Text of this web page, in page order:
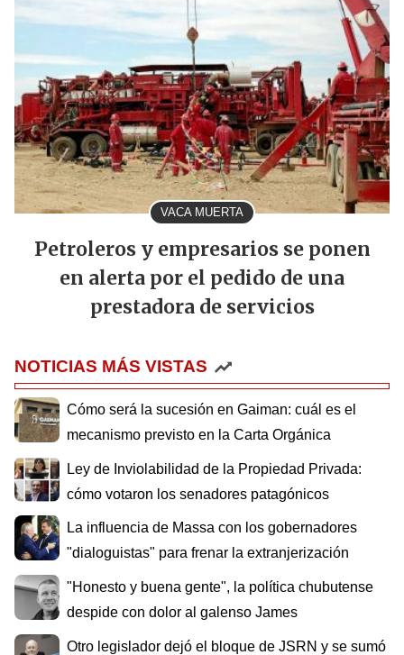
VACA MUERTA
Petroleros y empresarios se ponen
en alerta por el pedido de una
prestadora de servicios
NOTICIAS MÁS VISTAS
Cómo será la sucesión en Gaiman: cuál es el
mecanismo previsto en la Carta Orgánica
Ley de Inviolabilidad de la Propiedad Privada:
cómo votaron los senadores patagónicos
La influencia de Massa con los gobernadores
"dialoguistas" para frenar la extranjerización
"Honesto y buena gente", la política chubutense
despide con dolor al galenso James
Otro legislador dejó el bloque de JSRN y se sumó